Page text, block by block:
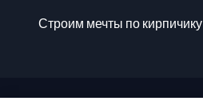
Строим мечты по кирпичику